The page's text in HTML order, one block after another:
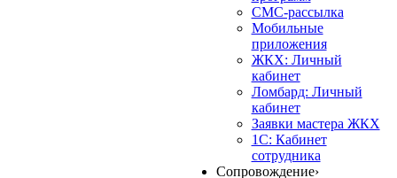
СМС-рассылка
Мобильные
приложения
ЖКХ: Личный
кабинет
Ломбард: Личный
кабинет
Заявки мастера ЖКХ
1С: Кабинет
сотрудника
Сопровождение›